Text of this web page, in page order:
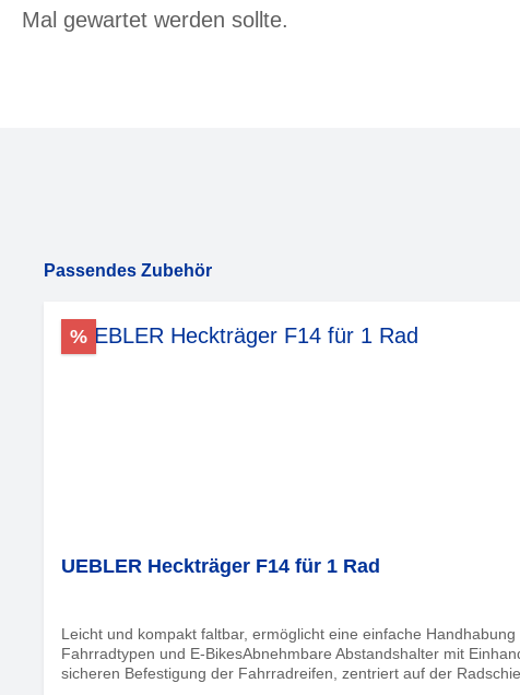
Mal gewartet werden sollte.
Produktgalerie überspringen
Passendes Zubehör
%
UEBLER Heckträger F14 für 1 Rad
Leicht und kompakt faltbar, ermöglicht eine einfache
Fahrradtypen und E-BikesAbnehmbare Abstandshalter mit
sicheren Befestigung der Fahrradreifen, zentriert auf der